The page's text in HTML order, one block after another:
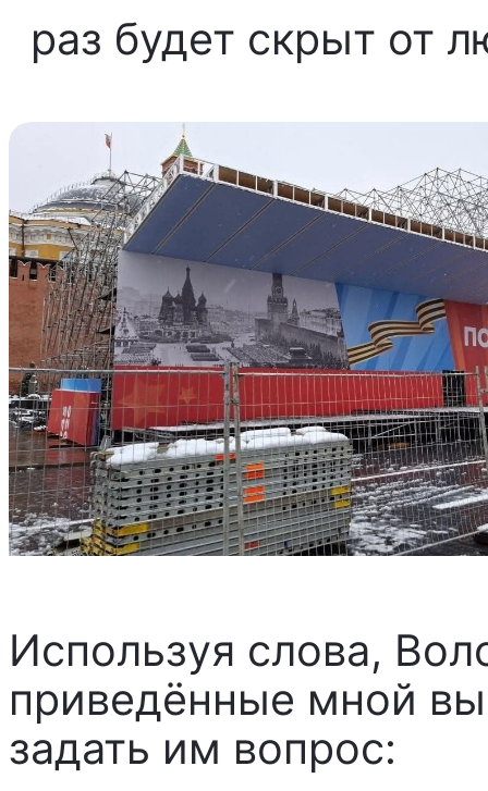
раз будет скрыт от
Используя слова,
приведённые мной
задать им вопрос: